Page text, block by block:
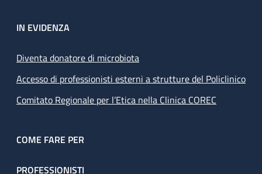
IN EVIDENZA
Diventa donatore di microbiota
Accesso di professionisti esterni a strutture del Policlinico
Comitato Regionale per l’Etica nella Clinica COREC
COME FARE PER
PROFESSIONISTI